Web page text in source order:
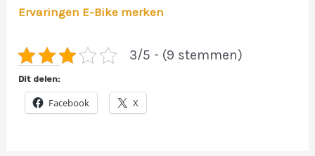
Ervaringen E-Bike merken
3/5 - (9 stemmen)
Dit delen:
Facebook X